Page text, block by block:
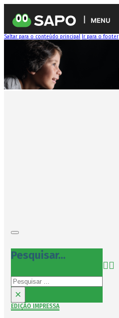
MENU
Saltar para o conteúdo principal Ir para o footer
Pesquisar...
Pesquisar
×
EDIÇÃO IMPRESSA